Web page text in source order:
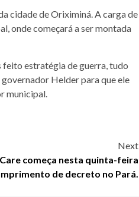
cidade de Oriximiná. A carga de
onde começará a ser montada
estratégia de guerra, tudo
Helder para que ele
municipal.
Next
começa nesta quinta-feira
de decreto no Pará.